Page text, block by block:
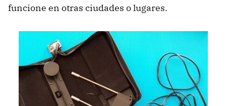
funcione en otras ciudades o lugares.